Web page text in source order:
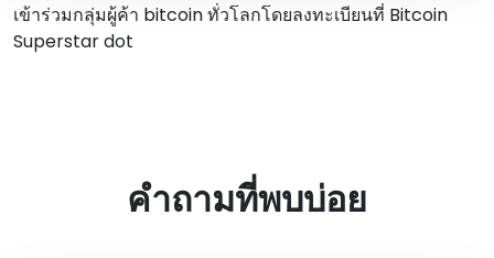
เข้าร่วมกลุ่มผู้ค้า bitcoin ทั่วโลกโดยลงทะเบียนที่ Bitcoin
Superstar dot
คําถามที่พบบ่อย